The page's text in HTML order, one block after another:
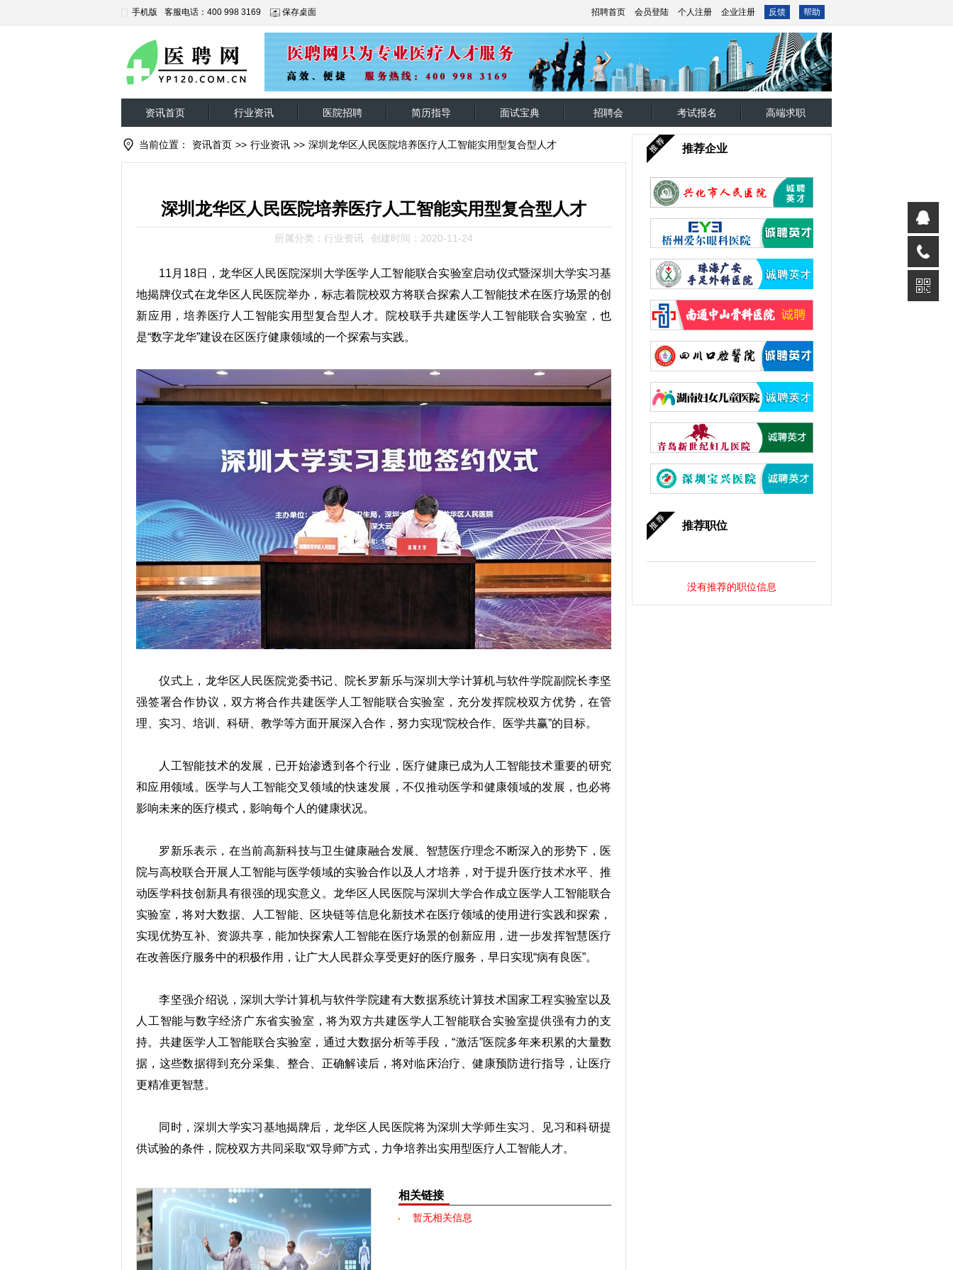
手机版 客服电话：400 998 3169 保存桌面 招聘首页 会员登陆 个人注册 企业注册 反馈 帮助
资讯首页 行业资讯 医院招聘 简历指导 面试宝典 招聘会 考试报名 高端求职
当前位置： 资讯首页 >> 行业资讯 >> 深圳龙华区人民医院培养医疗人工智能实用型复合型人才
深圳龙华区人民医院培养医疗人工智能实用型复合型人才
所属分类：行业资讯 创建时间：2020-11-24
11月18日，龙华区人民医院深圳大学医学人工智能联合实验室启动仪式暨深圳大学实习基
地揭牌仪式在龙华区人民医院举办，标志着院校双方将联合探索人工智能技术在医疗场景的创
新应用，培养医疗人工智能实用型复合型人才。院校联手共建医学人工智能联合实验室，也
是“数字龙华”建设在区医疗健康领域的一个探索与实践。
仪式上，龙华区人民医院党委书记、院长罗新乐与深圳大学计算机与软件学院副院长李坚
强签署合作协议，双方将合作共建医学人工智能联合实验室，充分发挥院校双方优势，在管
理、实习、培训、科研、教学等方面开展深入合作，努力实现“院校合作、医学共赢”的目标。
人工智能技术的发展，已开始渗透到各个行业，医疗健康已成为人工智能技术重要的研究
和应用领域。医学与人工智能交叉领域的快速发展，不仅推动医学和健康领域的发展，也必将
影响未来的医疗模式，影响每个人的健康状况。
罗新乐表示，在当前高新科技与卫生健康融合发展、智慧医疗理念不断深入的形势下，医
院与高校联合开展人工智能与医学领域的实验合作以及人才培养，对于提升医疗技术水平、推
动医学科技创新具有很强的现实意义。龙华区人民医院与深圳大学合作成立医学人工智能联合
实验室，将对大数据、人工智能、区块链等信息化新技术在医疗领域的使用进行实践和探索，
实现优势互补、资源共享，能加快探索人工智能在医疗场景的创新应用，进一步发挥智慧医疗
在改善医疗服务中的积极作用，让广大人民群众享受更好的医疗服务，早日实现“病有良医”。
李坚强介绍说，深圳大学计算机与软件学院建有大数据系统计算技术国家工程实验室以及
人工智能与数字经济广东省实验室，将为双方共建医学人工智能联合实验室提供强有力的支
持。共建医学人工智能联合实验室，通过大数据分析等手段，“激活”医院多年来积累的大量数
据，这些数据得到充分采集、整合、正确解读后，将对临床治疗、健康预防进行指导，让医疗
更精准更智慧。
同时，深圳大学实习基地揭牌后，龙华区人民医院将为深圳大学师生实习、见习和科研提
供试验的条件，院校双方共同采取“双导师”方式，力争培养出实用型医疗人工智能人才。
相关链接
暂无相关信息
推荐企业
推荐职位
没有推荐的职位信息